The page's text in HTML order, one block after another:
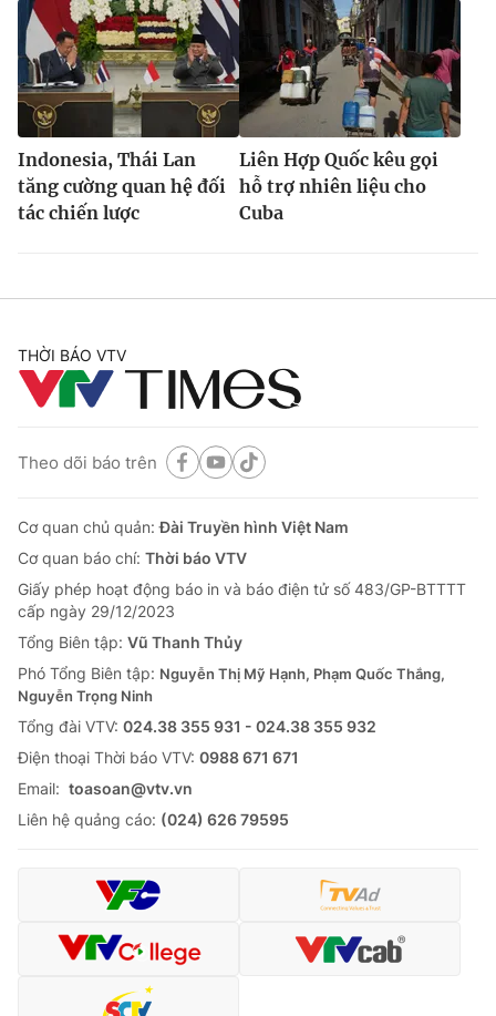
Indonesia, Thái Lan
tăng cường quan hệ đối
tác chiến lược
Liên Hợp Quốc kêu gọi
hỗ trợ nhiên liệu cho
Cuba
THỜI BÁO VTV
Theo dõi báo trên
Cơ quan chủ quản:Đài Truyền hình Việt Nam
Cơ quan báo chí: Thời báo VTV
Giấy phép hoạt động báo in và báo điện tử số 483/GP-BTTTT
cấp ngày 29/12/2023
Tổng Biên tập: Vũ Thanh Thủy
Phó Tổng Biên tập: Nguyễn Thị Mỹ Hạnh, Phạm Quốc Thắng,
Nguyễn Trọng Ninh
Tổng đài VTV: 024.38 355 931 - 024.38 355 932
Ðiện thoại Thời báo VTV: 0988 671 671
Email: toasoan@vtv.vn
Liên hệ quảng cáo: (024) 626 79595